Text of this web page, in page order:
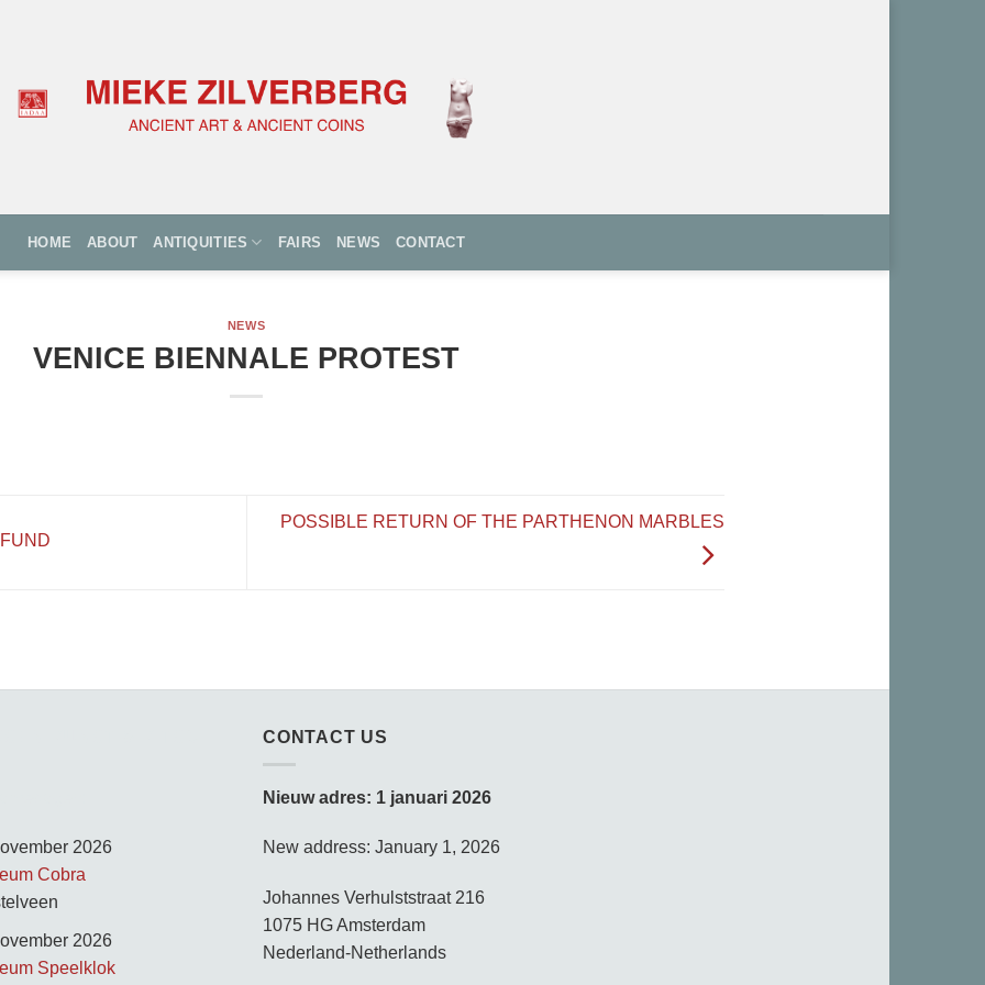
HOME ABOUT ANTIQUITIES FAIRS NEWS CONTACT
NEWS
VENICE BIENNALE PROTEST
POSSIBLE RETURN OF THE PARTHENON MARBLES
2026
Cobra
2026
Speelklok
CONTACT US
Nieuw adres: 1 januari 2026
New address: January 1, 2026
Johannes Verhulststraat 216
1075 HG Amsterdam
Nederland-Netherlands